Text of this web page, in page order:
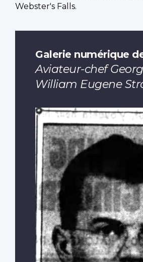
Webster's Falls.
Galerie numérique
Aviateur-chef
William Eugene